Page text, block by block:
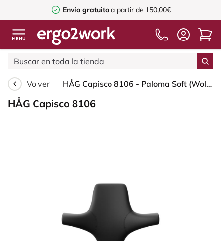
Envío gratuito a partir de 150,00€
Volver HÅG Capisco 8106 - Paloma Soft (Wollsdorf) - Cuero semi-anilina - PL56100 Black - Silver - 200 mm (seat height 46-64cm) - Glides
HÅG Capisco 8106